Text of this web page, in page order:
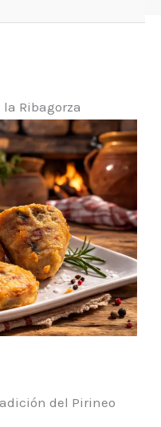
Ribagorza
del Pirineo